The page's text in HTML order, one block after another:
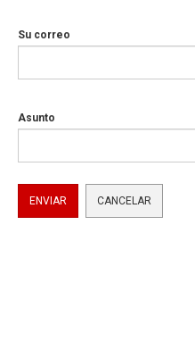
Su correo
Asunto
ENVIAR CANCELAR